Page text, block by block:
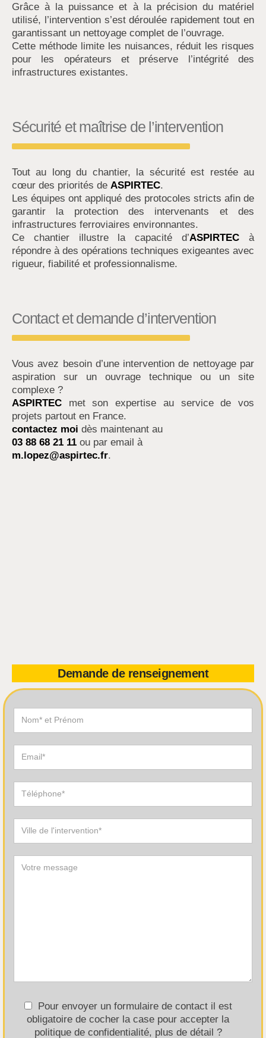
Grâce à la puissance et à la précision du matériel
utilisé, l’intervention s’est déroulée rapidement tout en
garantissant un nettoyage complet de l’ouvrage.
Cette méthode limite les nuisances, réduit les risques
pour les opérateurs et préserve l’intégrité des
infrastructures existantes.
Sécurité et maîtrise de l’intervention
Tout au long du chantier, la sécurité est restée au
cœur des priorités de ASPIRTEC.
Les équipes ont appliqué des protocoles stricts afin de
garantir la protection des intervenants et des
infrastructures ferroviaires environnantes.
Ce chantier illustre la capacité d’ASPIRTEC à
répondre à des opérations techniques exigeantes avec
rigueur, fiabilité et professionnalisme.
Contact et demande d’intervention
Vous avez besoin d’une intervention de nettoyage par
aspiration sur un ouvrage technique ou un site
complexe ?
ASPIRTEC met son expertise au service de vos
projets partout en France.
contactez moi dès maintenant au
03 88 68 21 11 ou par email à
m.lopez@aspirtec.fr.
Demande de renseignement
Pour envoyer un formulaire de contact il est
obligatoire de cocher la case pour accepter la
politique de confidentialité, plus de détail ?